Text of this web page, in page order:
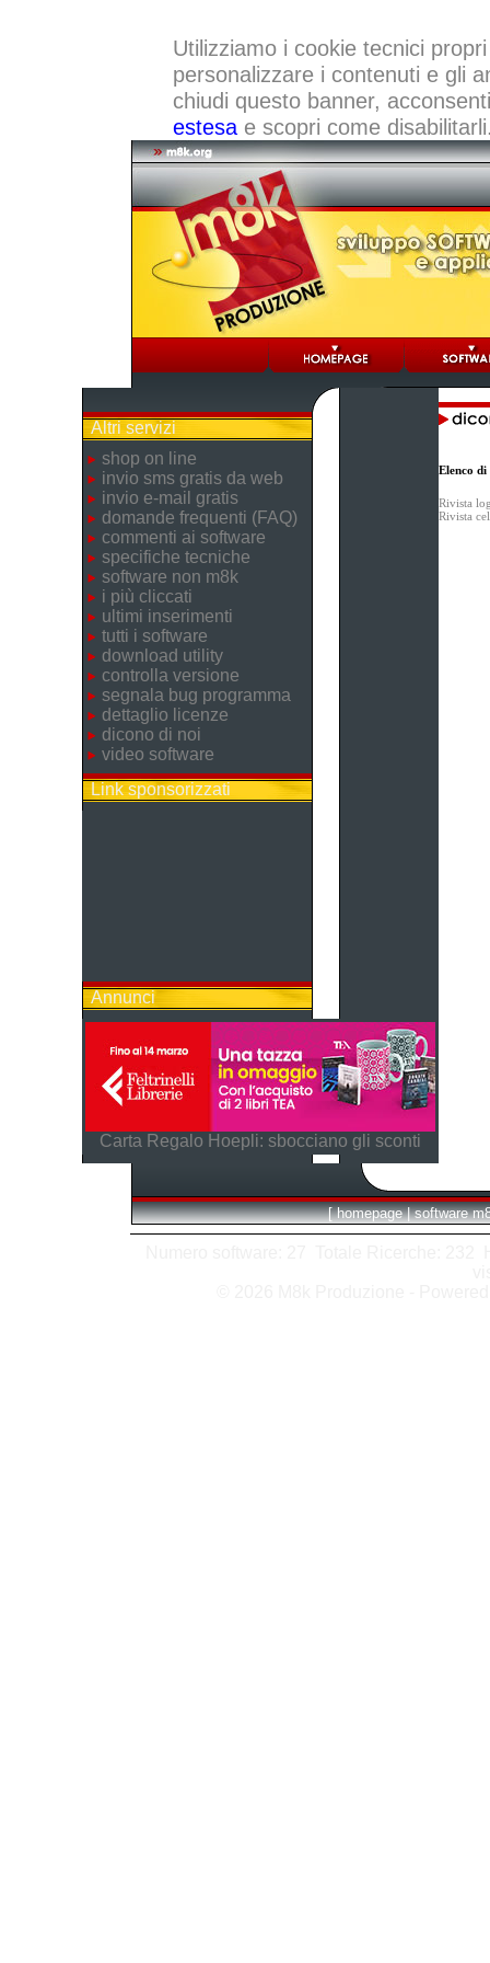
Utilizziamo i cookie tecnici
personalizzare i contenuti e gli
chiudi questo banner,
estesae scopri come
Altri servizi
shop on line
invio sms gratis da web
invio e-mail gratis
domande frequenti (FAQ)
commenti ai software
specifiche tecniche
software non m8k
i più cliccati
ultimi inserimenti
tutti i software
download utility
controlla versione
segnala bug programma
dettaglio licenze
dicono di noi
video software
Link sponsorizzati
Annunci
Carta Regalo Hoepli: sbocciano gli sconti
Elenco
Rivista
Rivista
[ homepage | software